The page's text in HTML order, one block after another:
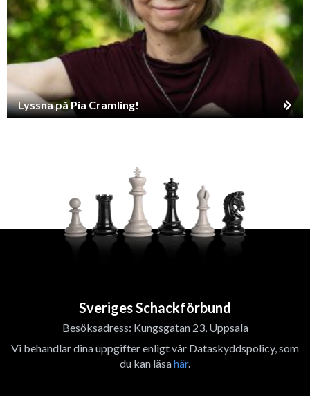
Lyssna på Pia Cramling!
Sveriges Schackförbund
Besöksadress: Kungsgatan 23, Uppsala
Vi behandlar dina uppgifter enligt vår Dataskyddspolicy, som
du kan läsahär.